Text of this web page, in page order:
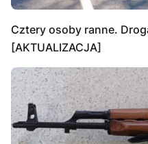
Cztery osoby ranne.
[AKTUALIZACJA]